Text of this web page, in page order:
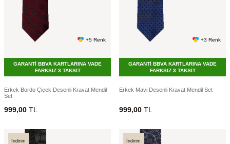
+5 Renk
GARANTİ BBVA KARTLARINA VADE
FARKSIZ 3 TAKSİT
Erkek Bordo Çiçek Desenli Kravat Mendil
Set
999,00 TL
+3 Renk
GARANTİ BBVA KARTLARINA VADE
FARKSIZ 3 TAKSİT
Erkek Mavi Desenli Kravat Mendil Set
999,00 TL
İndirim İndirim